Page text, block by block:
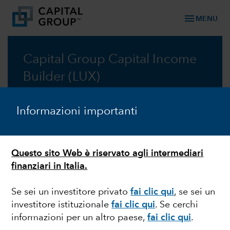
Informazioni importanti
Questo sito Web è riservato agli intermediari
finanziari in Italia.
Se sei un investitore privatofai clic qui, se sei un
investitore istituzionale fai clic qui. Se cerchi
informazioni per un altro paese,fai clic qui.
menu MENU
Capital Group Capital Income
Builder (LUX)
resiliente grazie ad asset che generano reddito
Prospetto informativo
Commento mensile